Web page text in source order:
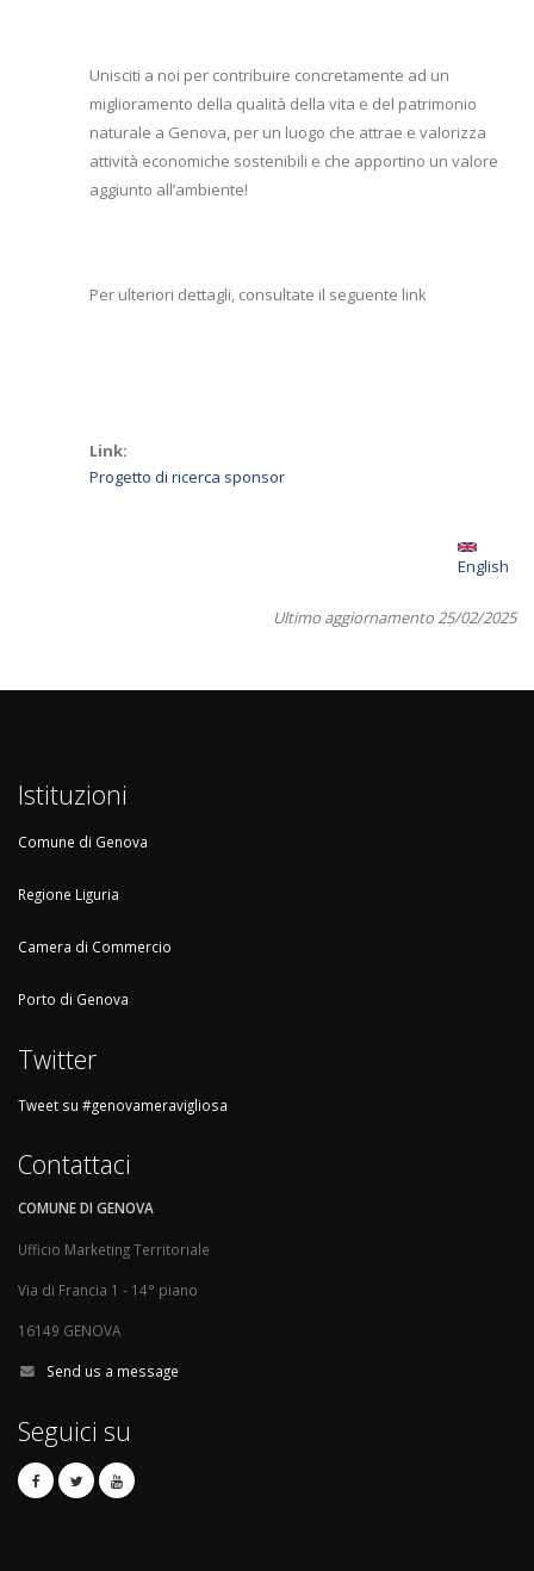
Unisciti a noi per contribuire concretamente ad un
miglioramento della qualità della vita e del patrimonio
naturale a Genova, per un luogo che attrae e valorizza
attività economiche sostenibili e che apportino un valore
aggiunto all’ambiente!
Per ulteriori dettagli, consultate il seguente link
Link:
Progetto di ricerca sponsor
English
Ultimo aggiornamento 25/02/2025
Istituzioni
Comune di Genova
Regione Liguria
Camera di Commercio
Porto di Genova
Twitter
Tweet su #genovameravigliosa
Contattaci
COMUNE DI GENOVA
Ufficio Marketing Territoriale
Via di Francia 1 - 14° piano
16149 GENOVA
Send us a message
Seguici su